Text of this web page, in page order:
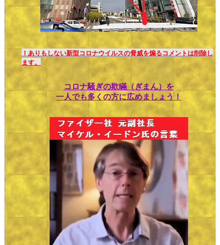
！ありもしない新型コロナウイルスの脅威を煽るコメントは削除し
ます。
コロナ騒ぎの欺瞞（ぎまん）を
一人でも多くの方に広めましょう！